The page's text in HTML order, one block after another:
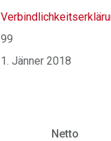
99
1. Jänner 2018
Netto